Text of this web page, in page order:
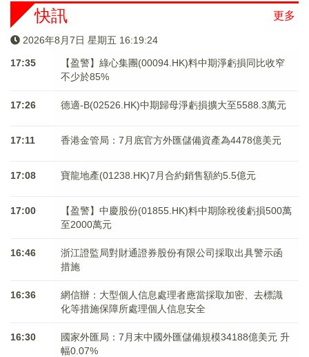
更多
快訊
2026年8月7日 星期五 16:19:25
17:35
【盈警】綠心集團(00094.HK)料中期淨虧損同比收窄
不少於85%
17:26 德適-B(02526.HK)中期歸母淨虧損擴大至5588.3萬元
17:11 香港金管局：7月底官方外匯儲備資產為4478億美元
17:08 寶龍地產(01238.HK)7月合約銷售額約5.5億元
17:00
【盈警】中慶股份(01855.HK)料中期除稅後虧損500萬
至2000萬元
16:46
浙江證監局對財通證券股份有限公司採取出具警示函
措施
16:36
網信辦：大型個人信息處理者應當採取加密、去標識
化等措施保障所處理個人信息安全
16:30
國家外匯局：7月末中國外匯儲備規模34188億美元 升
幅0.07%